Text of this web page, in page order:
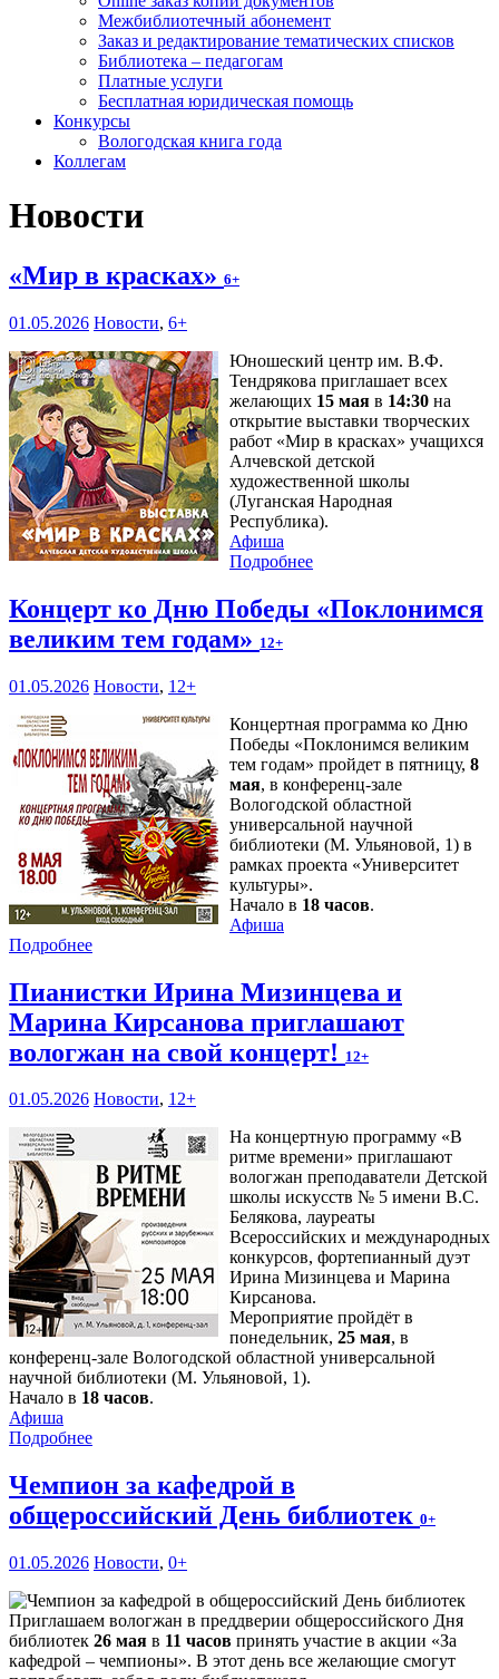
Межбиблиотечный абонемент
Заказ и редактирование тематических списков
Библиотека – педагогам
Платные услуги
Бесплатная юридическая помощь
Конкурсы
Вологодская книга года
Коллегам
Новости
«Мир в красках» 6+
01.05.2026 Новости, 6+
Юношеский центр им. В.Ф.
Тендрякова приглашает всех
желающих 15 мая в 14:30 на
открытие выставки творческих
работ «Мир в красках» учащихся
Алчевской детской
художественной школы
(Луганская Народная
Республика).
Афиша
Подробнее
Концерт ко Дню Победы «Поклонимся
великим тем годам» 12+
01.05.2026 Новости, 12+
Концертная программа ко Дню
Победы «Поклонимся великим
тем годам» пройдет в пятницу, 8
мая, в конференц-зале
Вологодской областной
универсальной научной
библиотеки (М. Ульяновой, 1) в
рамках проекта «Университет
культуры».
Начало в 18 часов.
Афиша
Подробнее
Пианистки Ирина Мизинцева и
Марина Кирсанова приглашают
вологжан на свой концерт! 12+
01.05.2026 Новости, 12+
На концертную программу «В
ритме времени» приглашают
вологжан преподаватели Детской
школы искусств № 5 имени В.С.
Белякова, лауреаты
Всероссийских и международных
конкурсов, фортепианный дуэт
Ирина Мизинцева и Марина
Кирсанова.
Мероприятие пройдёт в
понедельник, 25 мая, в
конференц-зале Вологодской областной универсальной
научной библиотеки (М. Ульяновой, 1).
Начало в 18 часов.
Афиша
Подробнее
Чемпион за кафедрой в
общероссийский День библиотек 0+
01.05.2026 Новости, 0+
Приглашаем вологжан в преддверии общероссийского Дня
библиотек 26 мая в 11 часов принять участие в акции «За
кафедрой – чемпионы». В этот день все желающие смогут